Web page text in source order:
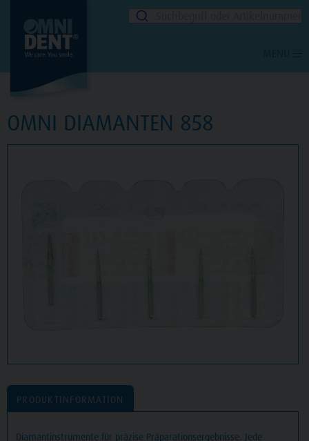
OMNI DIAMANTEN 858
PRODUKTINFORMATION
Diamantinstrumente für präzise Präparationsergebnisse. Jede